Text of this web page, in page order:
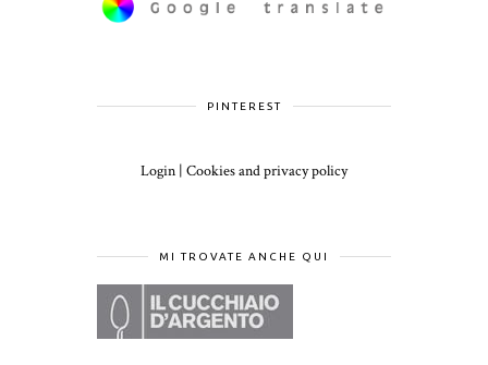
PINTEREST
Login | Cookies and privacy policy
MI TROVATE ANCHE QUI